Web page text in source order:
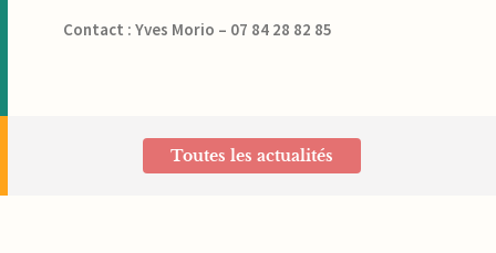
Contact : Yves Morio – 07 84 28 82 85
Toutes les actualités